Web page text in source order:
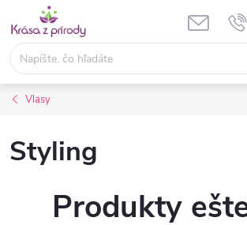
obsah
Vlasy
Styling
Produkty